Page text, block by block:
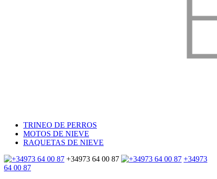
TRINEO DE PERROS
MOTOS DE NIEVE
RAQUETAS DE NIEVE
+34973 64 00 87
+34973
64 00 87